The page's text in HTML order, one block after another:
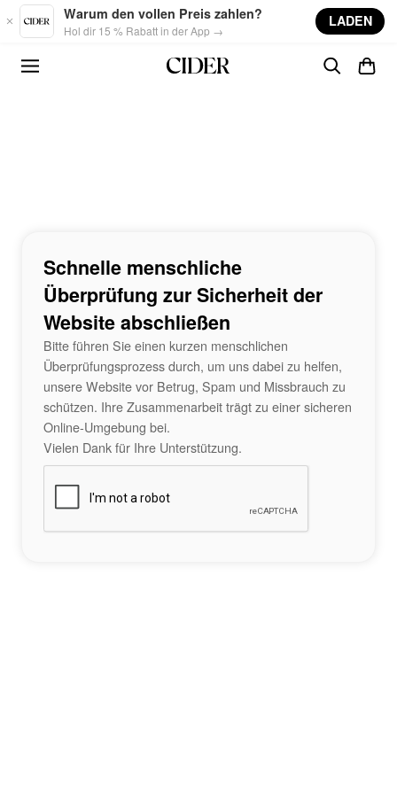
Skip to main content
Warum den vollen Preis zahlen?
Hol dir 15 % Rabatt in der App →
LADEN
Schnelle menschliche
Überprüfung zur Sicherheit der
Website abschließen
Bitte führen Sie einen kurzen menschlichen
Überprüfungsprozess durch, um uns dabei zu helfen,
unsere Website vor Betrug, Spam und Missbrauch zu
schützen. Ihre Zusammenarbeit trägt zu einer sicheren
Online-Umgebung bei.
Vielen Dank für Ihre Unterstützung.